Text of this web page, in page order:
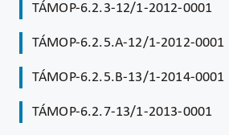
TÁMOP-6.2.3-12/1-2012-0001
TÁMOP-6.2.5.A-12/1-2012-0001
TÁMOP-6.2.5.B-13/1-2014-0001
TÁMOP-6.2.7-13/1-2013-0001